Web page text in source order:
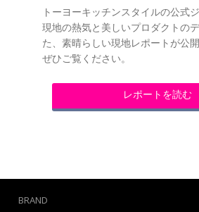
トーヨーキッチンスタイルの公式
現地の熱気と美しいプロダクトの
た、素晴らしい現地レポートが公
ぜひご覧ください。
レポートを読む
BRAND